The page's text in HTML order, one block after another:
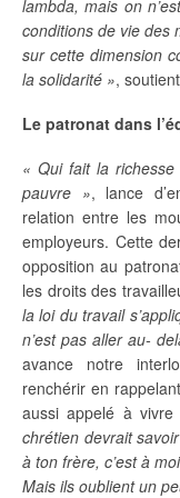
lambda, mais on
conditions de vie des
sur cette dimension
la solidarité »,
Le patronat dans
« Qui fait la
pauvre », lance
relation entre les
employeurs. Cette
opposition au
les droits des
la loi du travail
n’est pas aller au-
avance notre
renchérir en
aussi appelé à vivre
chrétien devrait
à ton frère, c’est à
Mais ils oublient un